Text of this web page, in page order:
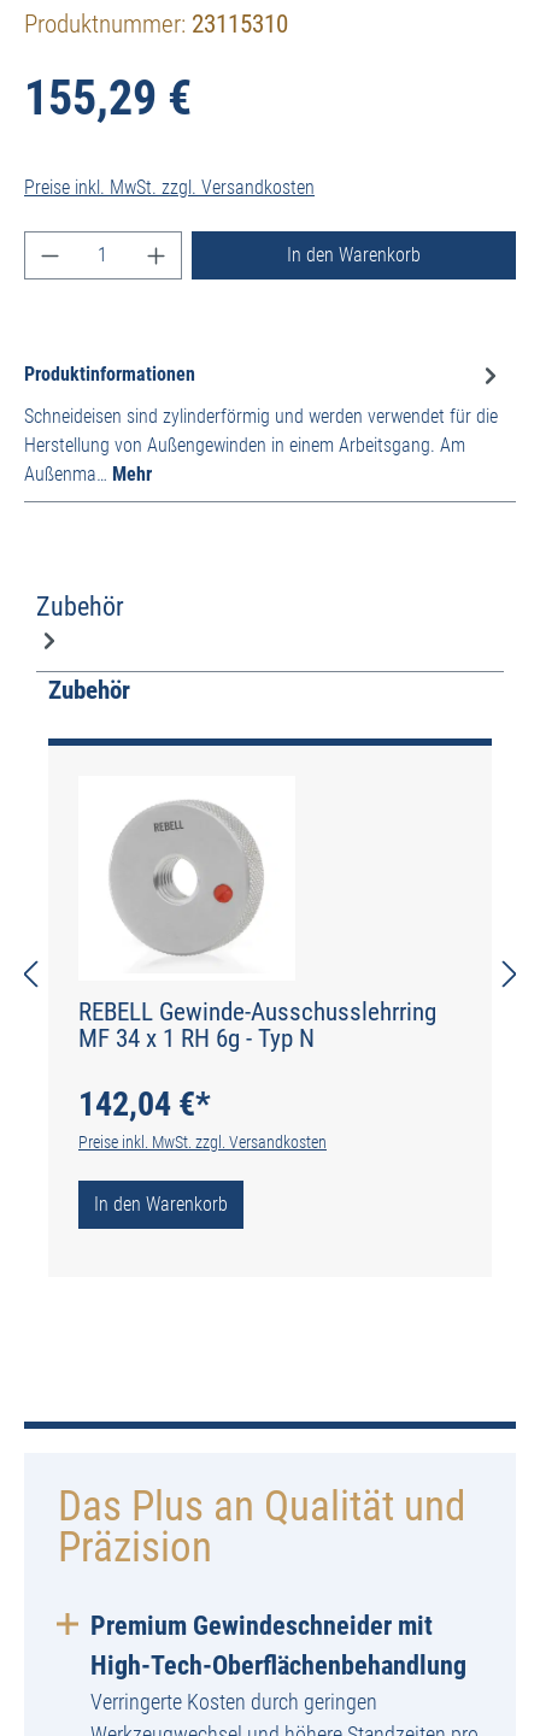
Produktnummer: 23115310
155,29 €
Preise inkl. MwSt. zzgl. Versandkosten
Produkt Anzahl: Gib den gewünschten Wert ein
In den Warenkorb
Produktinformationen
Schneideisen sind zylinderförmig und werden verwendet für die
Herstellung von Außengewinden in einem Arbeitsgang. Am
Außenma… Mehr
Zubehör
Produktgalerie überspringen
Zubehör
REBELL Gewinde-Ausschusslehrring
MF 34 x 1 RH 6g - Typ N
142,04 €*
Preise inkl. MwSt. zzgl. Versandkosten
In den Warenkorb
Das Plus an Qualität und
Präzision
Premium Gewindeschneider mit
High-Tech-Oberflächenbehandlung
Verringerte Kosten durch geringen